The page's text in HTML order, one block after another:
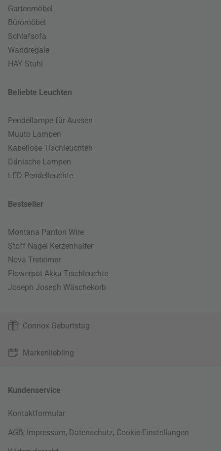
Gartenmöbel
Büromöbel
Schlafsofa
Wandregale
HAY Stuhl
Beliebte Leuchten
Pendellampe für Aussen
Muuto Lampen
Kabellose Tischleuchten
Dänische Lampen
LED Pendelleuchte
Bestseller
Montana Panton Wire
Stoff Nagel Kerzenhalter
Nova Treteimer
Flowerpot Akku Tischleuchte
Joseph Joseph Wäschekorb
Connox Geburtstag
Markenliebling
Kundenservice
Kontaktformular
AGB, Impressum, Datenschutz, Cookie-Einstellungen